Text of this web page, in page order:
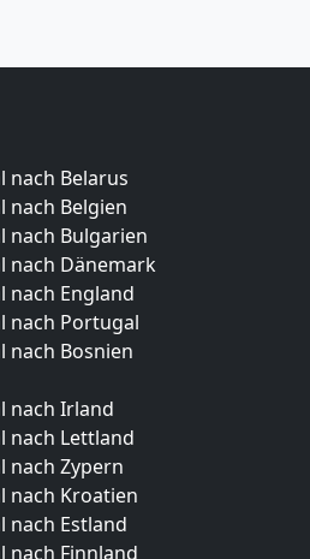
nach Belarus
nach Belgien
nach Bulgarien
nach Dänemark
nach England
nach Portugal
nach Bosnien
nach Irland
nach Lettland
nach Zypern
nach Kroatien
nach Estland
nach Finnland